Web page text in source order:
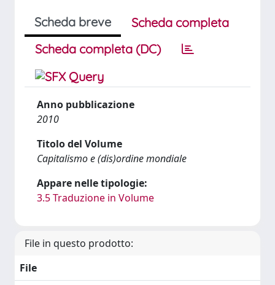
Scheda breve
Scheda completa
Scheda completa (DC)
Anno pubblicazione
2010
Titolo del Volume
Capitalismo e (dis)ordine mondiale
Appare nelle tipologie:
3.5 Traduzione in Volume
File in questo prodotto:
File